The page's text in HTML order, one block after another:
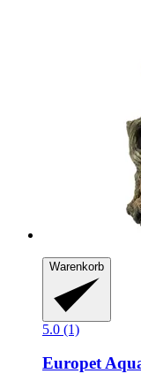
Warenkorb
5.0 (1)
Europet